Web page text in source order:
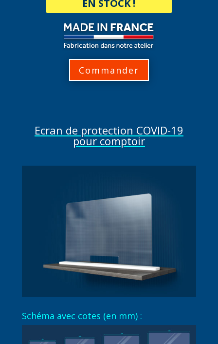
EN STOCK !
Commander
Ecran de protection COVID-19
pour comptoir
Schéma avec cotes (en mm) :